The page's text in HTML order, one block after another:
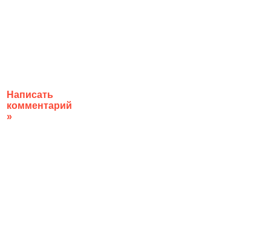
Написать
комментарий
»